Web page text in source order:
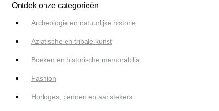
Ontdek onze categorieën
Archeologie en natuurlijke historie
Aziatische en tribale kunst
Boeken en historische memorabilia
Fashion
Horloges, pennen en aanstekers